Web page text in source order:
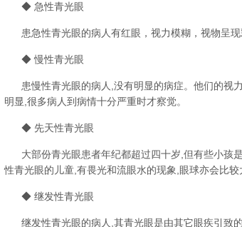
◆ 急性青光眼
患急性青光眼的病人有红眼，视力模糊，视物呈
◆ 慢性青光眼
患慢性青光眼的病人,没有明显的病症。他们的视
明显,很多病人到病情十分严重时才察觉。
◆ 先天性青光眼
大部份青光眼患者年纪都超过四十岁,但有些小孩
性青光眼的儿童,有畏光和流眼水的现象,眼球亦会比较
◆ 继发性青光眼
继发性青光眼的病人,其青光眼是由其它眼疾引致